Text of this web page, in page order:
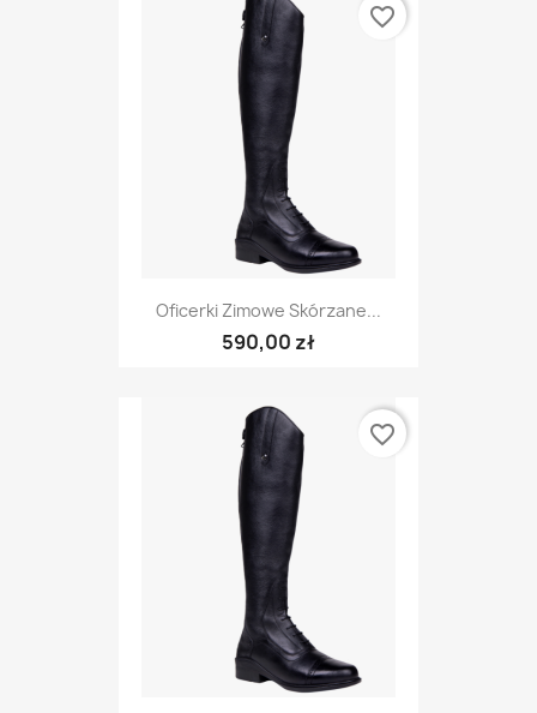
Oficerki Zimowe Skórzane...
590,00 zł
favorite_border
favorite_border